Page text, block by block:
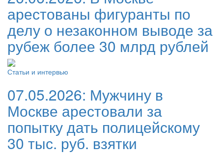
арестованы фигуранты по
делу о незаконном выводе за
рубеж более 30 млрд рублей
Статьи и интервью
07.05.2026: Мужчину в
Москве арестовали за
попытку дать полицейскому
30 тыс. руб. взятки